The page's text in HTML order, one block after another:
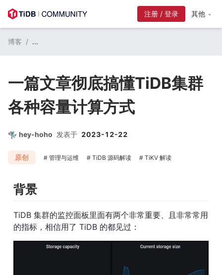
注册 / 登录 其他
博客 / ...
一篇文章彻底搞懂TiDB集群
各种容量计算方式
hey-hoho 发表于 2023-12-22
原创 管理与运维 TiDB 源码解读 TiKV 解读
背景
TiDB 集群的监控面板里面有两个非常重要、且非常常用
的指标，相信用了 TiDB 的都见过：